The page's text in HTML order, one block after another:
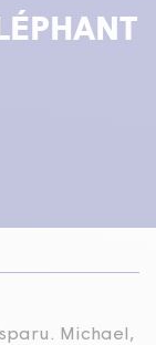
Michael,